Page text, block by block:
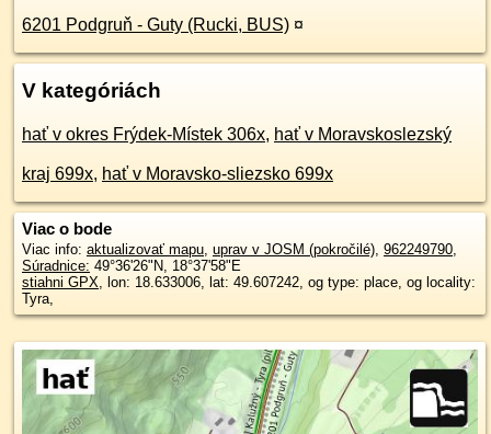
6201 Podgruň - Guty (Rucki, BUS) ¤
V kategóriách
hať v okres Frýdek-Místek 306x, hať v Moravskoslezský
kraj 699x, hať v Moravsko-sliezsko 699x
Viac o bode
Viac info: aktualizovať mapu, uprav v JOSM (pokročilé), 962249790,
Súradnice: 49°36'26"N, 18°37'58"E
stiahni GPX, lon: 18.633006, lat: 49.607242, og type: place, og locality:
Tyra,